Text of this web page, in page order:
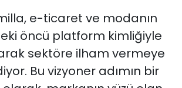
e-ticaret ve modanın
öncü platform kimliğiyle
sektöre ilham vermeye
Bu vizyoner adımın bir